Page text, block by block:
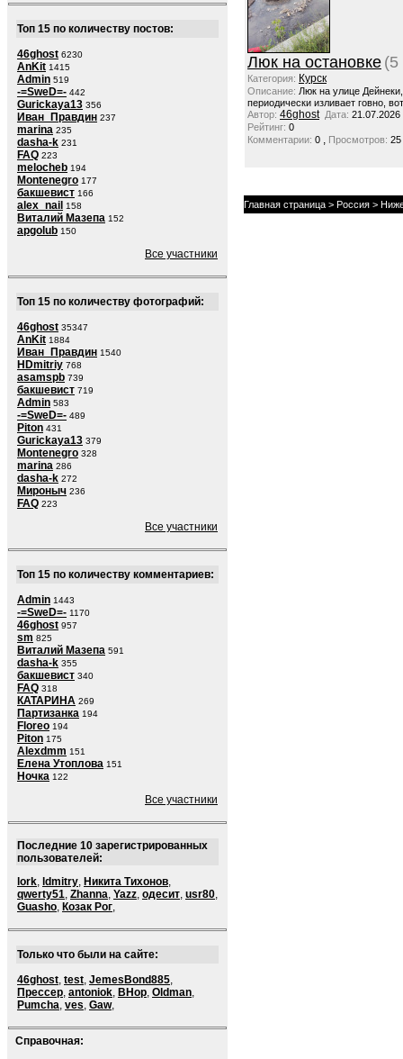
Топ 15 по количеству постов:
46ghost 6230
AnKit 1415
Admin 519
-=SweD=- 442
Gurickaya13 356
Иван_Правдин 237
marina 235
dasha-k 231
FAQ 223
melocheb 194
Montenegro 177
бакшевист 166
alex_nail 158
Виталий Мазепа 152
apgolub 150
Все участники
Топ 15 по количеству фотографий:
46ghost 35347
AnKit 1884
Иван_Правдин 1540
HDmitriy 768
asamspb 739
бакшевист 719
Admin 583
-=SweD=- 489
Piton 431
Gurickaya13 379
Montenegro 328
marina 286
dasha-k 272
Мироныч 236
FAQ 223
Все участники
Топ 15 по количеству комментариев:
Admin 1443
-=SweD=- 1170
46ghost 957
sm 825
Виталий Мазепа 591
dasha-k 355
бакшевист 340
FAQ 318
КАТАРИНА 269
Партизанка 194
Floreo 194
Piton 175
Alexdmm 151
Елена Утоплова 151
Ночка 122
Все участники
Последние 10 зарегистрированных
пользователей:
lork, ldmitry, Никита Тихонов,
qwerty51, Zhanna, Yazz, одесит, usr80,
Guasho, Козак Рог,
Только что были на сайте:
46ghost, test, JemesBond885,
Прессер, antoniok, BHop, Oldman,
Pumcha, ves, Gaw,
Справочная:
Люк на остановке (5
Категория: Курск
Описание: Люк на улице
периодически изливает говно,
Автор: 46ghost Дата: 21.07.2026
Рейтинг: 0
Комментарии: 0 , Просмотров: 25
Главная страница > Россия >